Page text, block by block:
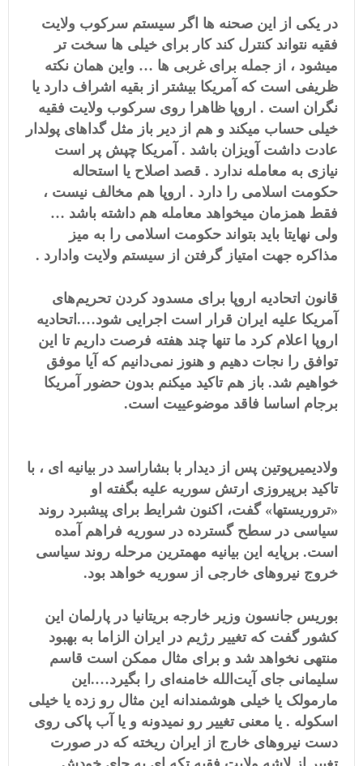
در یکی از این صحنه ها اگر سیستم سرکوب ولایت
فقیه نتواند کنترل کند کار برای خیلی ها سخت تر
میشود ، از جمله برای غربی ها … واین همان نکته
ظریفی است که آمریکا بیشتر از بقیه اشراف دارد یا
نگران است . اروپا ظاهرا روی سرکوب ولایت فقیه
خیلی حساب میکند و هم از دیر باز مثل گداهای پولدار
عادت داشت آویزان باشد . آمریکا چپش پر است
نیازی به معامله ندارد . قصد اصلاح یا استحاله
حکومت اسلامی را دارد . اروپا هم مخالف نیست ،
فقط همزمان میخواهد معامله هم داشته باشد …
ولی نهایتا باید بتواند حکومت اسلامی را به میز
مذاکره جهت امتیاز گرفتن از سیستم ولایت وادارد .
قانون اتحادیه اروپا برای مسدود کردن تحریم‌های
آمریکا علیه ایران قرار است اجرایی شود….اتحادیه
اروپا اعلام کرد ما تنها چند هفته فرصت داریم تا این
توافق را نجات دهیم و هنوز نمی‌دانیم که آیا موفق
خواهیم شد. باز هم تاکید میکنم بدون حضور آمریکا
برجام اساسا فاقد موضوعییت است.
ولادیمیرپوتین پس از دیدار با بشاراسد در بیانیه ای ، با
تاکید برپیروزی ارتش سوریه علیه بگفته او
«تروریستها» گفت، اکنون شرایط برای پیشبرد روند
سیاسی در سطح گسترده در سوریه فراهم آمده
است. برپایه این بیانیه مهمترین مرحله روند سیاسی
خروج نیروهای خارجی از سوریه خواهد بود.
بوریس جانسون وزیر خارجه بریتانیا در پارلمان این
کشور گفت که تغییر رژیم در ایران الزاما به بهبود
منتهی نخواهد شد و برای مثال ممکن است قاسم
سلیمانی جای آیت‌الله خامنه‌ای را بگیرد….این
مارمولک یا خیلی هوشمندانه این مثال رو زده یا خیلی
اسکوله . یا معنی تغییر رو نمیدونه و یا آب پاکی روی
دست نیروهای خارج از ایران ریخته که در صورت